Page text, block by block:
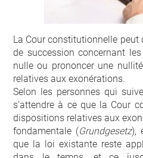
La Cour constitutionnelle
de succession concernant
nulle ou prononcer une
relatives aux exonérations.
Selon les personnes qui
s’attendre à ce que la Cour
dispositions relatives aux
fondamentale (Grundgesetz),
que la loi existante reste